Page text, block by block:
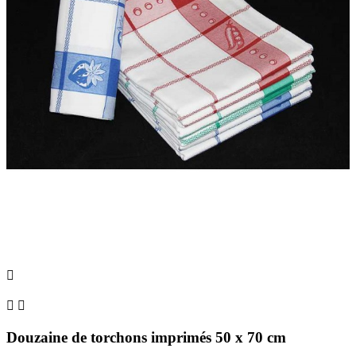

 
Douzaine de torchons imprimés 50 x 70 cm